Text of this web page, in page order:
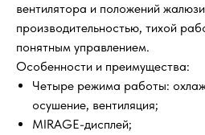
вентилятора и положений
производительностью, тихой
понятным управлением.
Особенности и преимущества:
Четыре режима работы:
осушение, вентиляция;
MIRAGE-дисплей;